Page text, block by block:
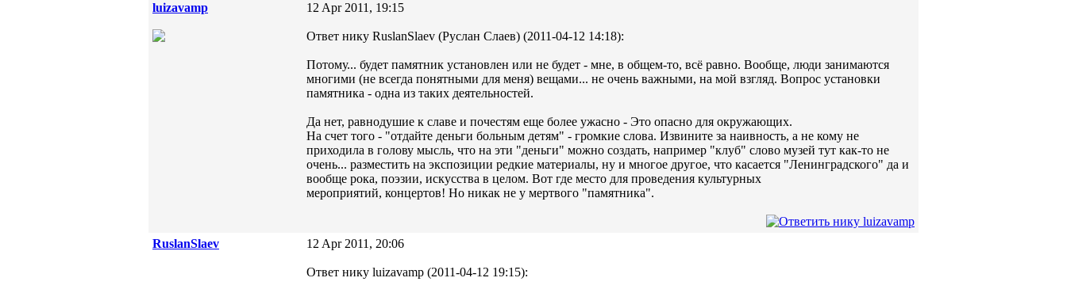
luizavamp 12 Apr 2011, 19:15
Ответ нику RuslanSlaev (Руслан Слаев) (2011-04-12 14:18):
Потому... будет памятник установлен или не будет - мне, в общем-то, всё равно. Вообще, люди занимаются
многими (не всегда понятными для меня) вещами... не очень важными, на мой взгляд. Вопрос установки
памятника - одна из таких деятельностей.
Да нет, равнодушие к славе и почестям еще более ужасно - Это опасно для окружающих.
На счет того - "отдайте деньги больным детям" - громкие слова. Извините за наивность, а не кому не
приходила в голову мысль, что на эти "деньги" можно создать, например "клуб" слово музей тут как-то не
очень... разместить на экспозиции редкие материалы, ну и многое другое, что касается "Ленинградского" да и
вообще рока, поэзии, искусства в целом. Вот где место для проведения культурных
мероприятий, концертов! Но никак не у мертвого "памятника".
RuslanSlaev 12 Apr 2011, 20:06
Ответ нику luizavamp (2011-04-12 19:15):